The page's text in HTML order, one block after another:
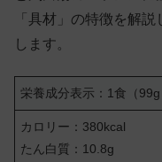
「具材」の特徴を解
します。
栄養成分表示：1食（99g
カロリー：380kcal
たん白質：10.8g